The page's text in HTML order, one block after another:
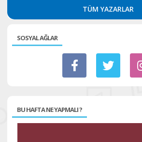
TÜM YAZARLAR
SOSYAL AĞLAR
BU HAFTA NE YAPMALI ?